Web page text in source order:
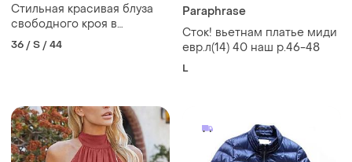
Стильная красивая блуза
свободного кроя в
стильную полоску в
размере s
36 / S / 44
Paraphrase
Сток! вьетнам платье миди
евр.л(14) 40 наш р.46-48
L